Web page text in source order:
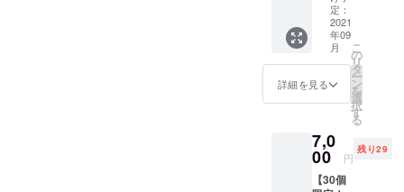
ど ハバ
ネロ：
スープ
やソー
保存方
法） 冷
燥しな
いよう
に保存
袋や
調理方
法） ビ
キー
ニョ：
【生食
限定】
など ハ
ラペー
ニョ：
【生食
プサ
ジュエ
ラ、中
国大牛
角椒、
ハラ
定。 ・
1kgを想
種/発送
レベ
ル：🌶🌶
🌶 ）】
・十色
の畑で
採れた
とうが
いもの
をチョ
イス
（写真
定：
2021
年09
月
詳細を見る
こ
の
リ
タ
ー
ン
を
選
択
す
る
7,0
00 円
残り29
【30個